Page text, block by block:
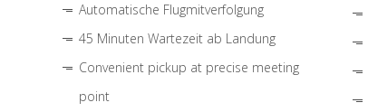
Automatische Flugmitverfolgung
45 Minuten Wartezeit ab Landung
Convenient pickup at precise meeting
point